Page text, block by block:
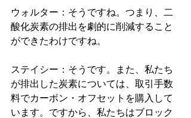
ウォルター：そうですね。つまり、二
酸化炭素の排出を劇的に削減すること
ができたわけですね。
ステイシー：そうです。また、私たち
が排出した炭素については、取引手数
料でカーボン・オフセットを購入して
います。ですから、私たちはブロック